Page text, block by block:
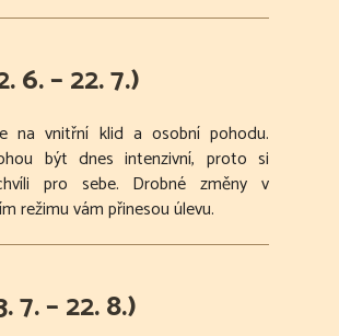
6. – 22. 7.)
na vnitřní klid a osobní pohodu.
být dnes intenzivní, proto si
pro sebe. Drobné změny v
režimu vám přinesou úlevu.
7. – 22. 8.)